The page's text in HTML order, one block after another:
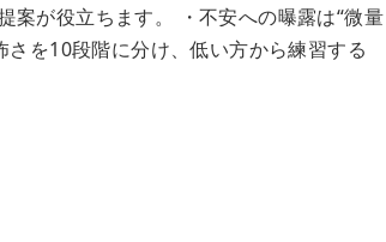
案が役立ちます。 ・不安への曝露は“微量
を10段階に分け、低い方から練習する